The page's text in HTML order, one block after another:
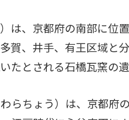
は、京都府の南部に位
賀、井手、有王区域と
たとされる石橋瓦窯の
らちょう）は、京都府